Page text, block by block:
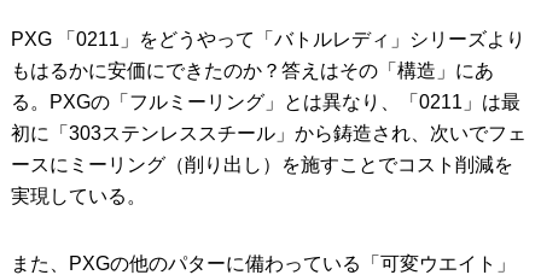
PXG 「0211」をどうやって「バトルレディ」シリーズより
もはるかに安価にできたのか？答えはその「構造」にあ
る。PXGの「フルミーリング」とは異なり、「0211」は最
初に「303ステンレススチール」から鋳造され、次いでフェ
ースにミーリング（削り出し）を施すことでコスト削減を
実現している。
また、PXGの他のパターに備わっている「可変ウエイト」